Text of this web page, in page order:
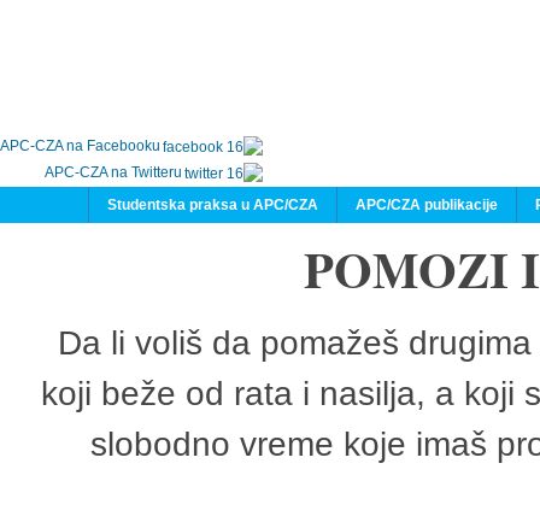
APC-CZA na Facebooku
APC-CZA na Twitteru
APC/CZA publikacije
Studentska praksa u APC/CZA
POMOZI
Da li voliš da pomažeš
koji beže od rata i nasilja, a koji
slobodno vreme koje imaš